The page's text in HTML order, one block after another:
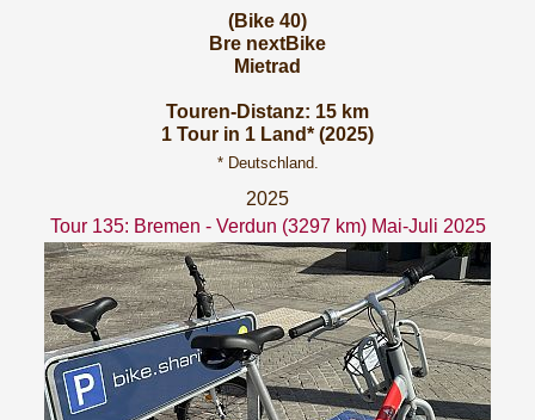
(Bike 40)
Bre nextBike
Mietrad
Touren-Distanz: 15 km
1 Tour in 1 Land* (2025)
* Deutschland.
2025
Tour 135: Bremen - Verdun (3297 km) Mai-Juli 2025